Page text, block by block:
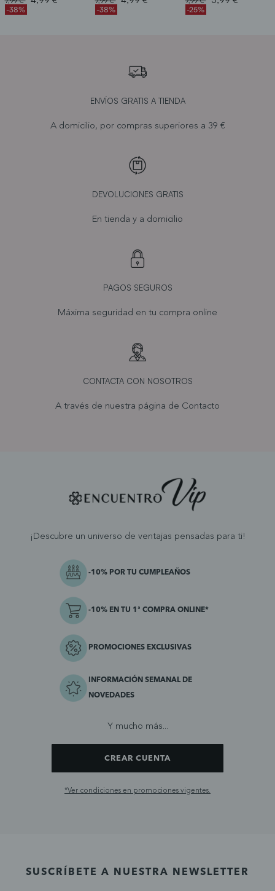
-38% -38% -25%
ENVÍOS GRATIS A TIENDA
A domicilio, por compras superiores a 39 €
DEVOLUCIONES GRATIS
En tienda y a domicilio
PAGOS SEGUROS
Máxima seguridad en tu compra online
CONTACTA CON NOSOTROS
A través de nuestra página de Contacto
¡Descubre un universo de ventajas pensadas para ti!
-10% POR TU CUMPLEAÑOS
-10% EN TU 1ª COMPRA ONLINE*
PROMOCIONES EXCLUSIVAS
INFORMACIÓN SEMANAL DE
NOVEDADES
Y mucho más...
CREAR CUENTA
*Ver condiciones en promociones vigentes.
SUSCRÍBETE A NUESTRA NEWSLETTER